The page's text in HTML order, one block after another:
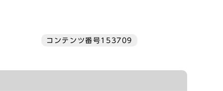
コンテンツ番号153709